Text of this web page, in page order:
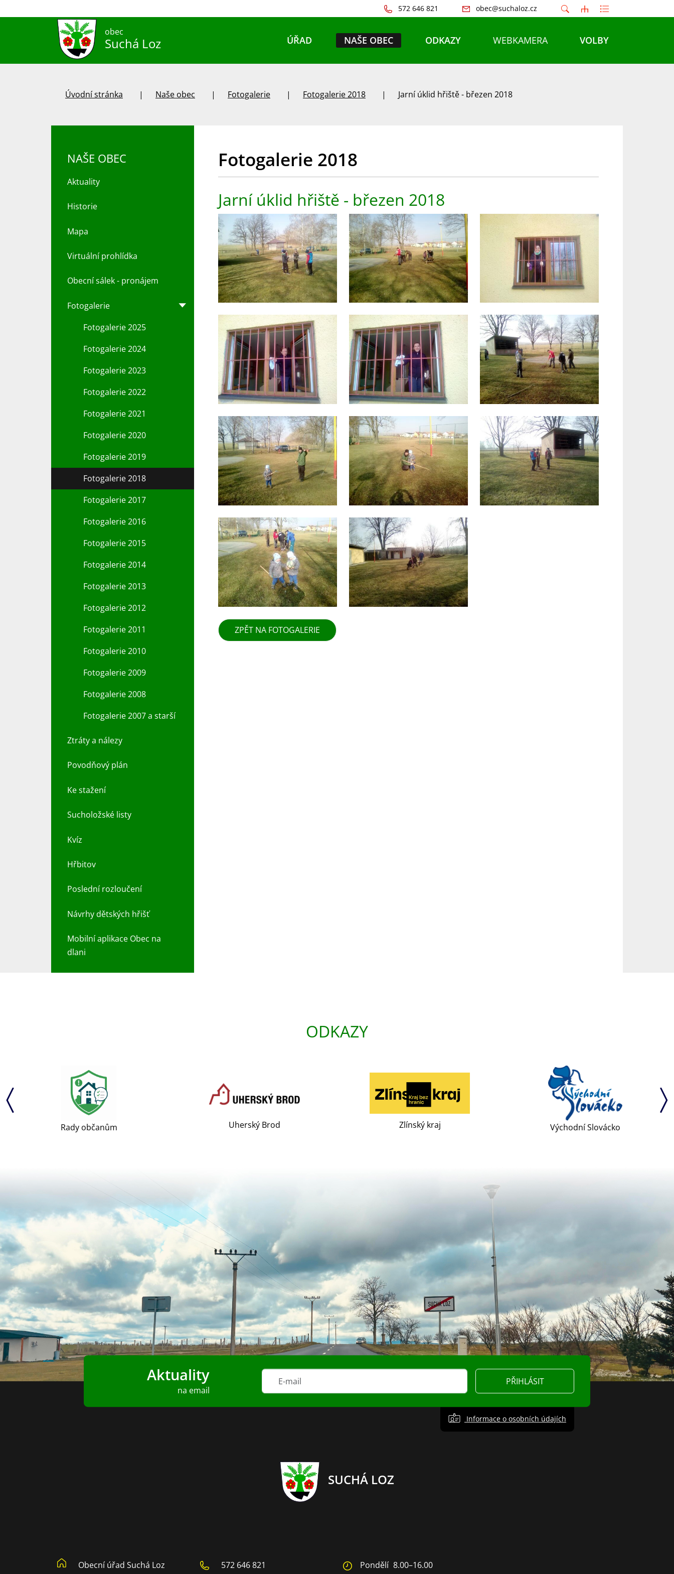
572 646 821 obec@suchaloz.cz
obec
Suchá Loz ÚŘAD NAŠE OBEC ODKAZY WEBKAMERA VOLBY
Úvodní stránka Naše obec Fotogalerie Fotogalerie 2018 Jarní úklid hřiště - březen 2018
Fotogalerie 2018
Jarní úklid hřiště - březen 2018
ZPĚT NA FOTOGALERIE
NAŠE OBEC
Aktuality
Historie
Mapa
Virtuální prohlídka
Obecní sálek - pronájem
Fotogalerie
Fotogalerie 2025
Fotogalerie 2024
Fotogalerie 2023
Fotogalerie 2022
Fotogalerie 2021
Fotogalerie 2020
Fotogalerie 2019
Fotogalerie 2018
Fotogalerie 2017
Fotogalerie 2016
Fotogalerie 2015
Fotogalerie 2014
Fotogalerie 2013
Fotogalerie 2012
Fotogalerie 2011
Fotogalerie 2010
Fotogalerie 2009
Fotogalerie 2008
Fotogalerie 2007 a starší
Ztráty a nálezy
Povodňový plán
Ke stažení
Sucholožské listy
Kvíz
Hřbitov
Poslední rozloučení
Návrhy dětských hřišť
Mobilní aplikace Obec na
dlani
ODKAZY
Rady občanům Uherský Brod Zlínský kraj Východní Slovácko
Aktuality
na email
PŘIHLÁSIT
Informace o osobních údajích
SUCHÁ LOZ
Obecní úřad Suchá Loz
572 646 821 Pondělí 8.00–16.00